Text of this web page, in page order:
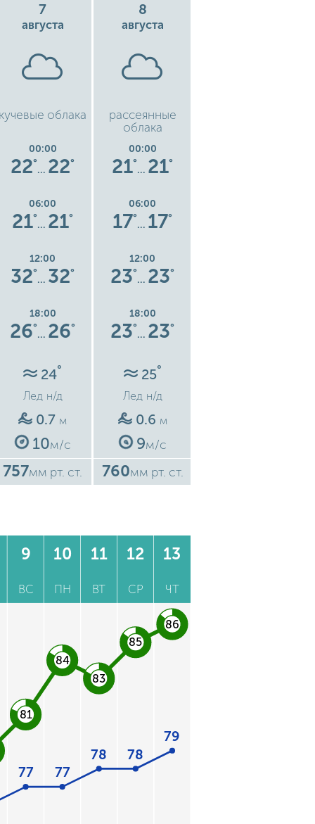
7
августа
облака
00:00
22°
… 22°
06:00
21°
… 21°
12:00
32°
… 32°
18:00
26°
… 26°
24°
Лед н/д
0.7 м
10м/с
757мм рт. ст.
8
августа
рассеянные
облака
00:00
21°
… 21°
06:00
17°
… 17°
12:00
23°
… 23°
18:00
23°
… 23°
25°
Лед н/д
0.6 м
9м/с
760мм рт. ст.
9
ВС
10
ПН
11
ВТ
12
СР
13
ЧТ
77 77
78 78
79
81
84
83
85
86